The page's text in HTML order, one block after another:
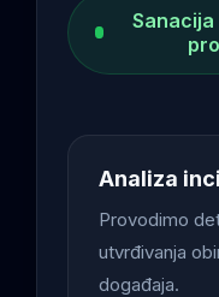
Analiza
Provodimo
utvrđivanja
događaja.